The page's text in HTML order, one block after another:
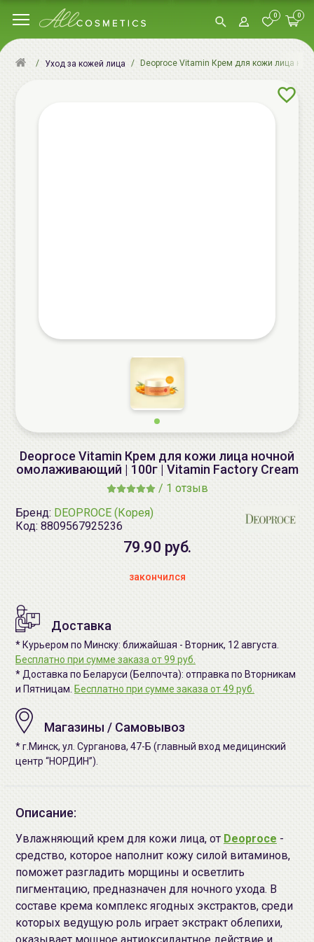
0 0
Уход за кожей лица Deoproce Vitamin Крем для кожи лица
Deoproce Vitamin Крем для кожи лица ночной
омолаживающий | 100г | Vitamin Factory Cream
/ 1 отзыв
Бренд: DEOPROCE (Корея)
Код: 8809567925236
79.90 руб.
закончился
Доставка
* Курьером по Минску: ближайшая - Вторник, 12 августа.
Бесплатно при сумме заказа от 99 руб.
* Доставка по Беларуси (Белпочта): отправка по Вторникам
и Пятницам. Бесплатно при сумме заказа от 49 руб.
Магазины / Самовывоз
* г.Минск, ул. Сурганова, 47-Б (главный вход медицинский
центр “НОРДИН”).
Описание:
Увлажняющий крем для кожи лица, от Deoproce -
средство, которое наполнит кожу силой витаминов,
поможет разгладить морщины и осветлить
пигментацию, предназначен для ночного ухода. В
составе крема комплекс ягодных экстрактов, среди
которых ведущую роль играет экстракт облепихи,